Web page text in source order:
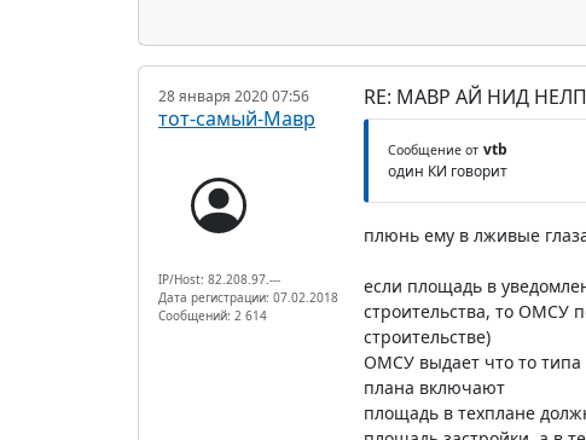
28 января 2020 07:56
тот-самый-Мавр
IP/Host: 82.208.97.---
Дата регистрации: 07.02.2018
Сообщений: 2 614
RE: МАВР АЙ НИД НЕЛП
Сообщение от vtb
один КИ говорит
плюнь ему в лживые
если площадь в
строительства, то ОМСУ
строительстве)
ОМСУ выдает что то типа
плана включают
площадь в техплане